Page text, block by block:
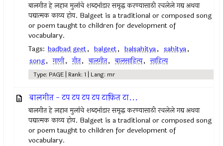
बालगीत हे लहान मुलांचे शब्दभांडार समृद्ध करण्यासाठी रचलेले गद्य अथवा
पद्यात्मक काव्य होय. Balgeet is a traditional or composed song
or poem taught to children for development of
vocabulary.
Tags: badbad geet, balgeet, balsahitya, sahitya,
song, गाणी, गीत, बालगीत, बालसाहित्य, साहित्य
Type: PAGE | Rank: 1 | Lang: mr
बालगीत - टप टप टप टप टाकित टा...
बालगीत हे लहान मुलांचे शब्दभांडार समृद्ध करण्यासाठी रचलेले गद्य अथवा
पद्यात्मक काव्य होय. Balgeet is a traditional or composed song
or poem taught to children for development of
vocabulary.